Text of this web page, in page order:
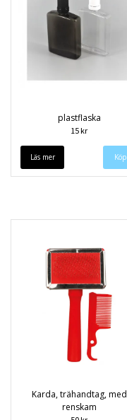
plastflaska
15 kr
Läs mer
Karda, trähandtag, med
renskam